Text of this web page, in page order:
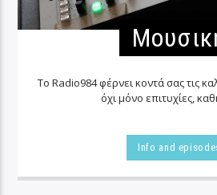
Το Radio984 φέρνει κοντά σας τις
όχι μόνο επιτυχίες,
Info and